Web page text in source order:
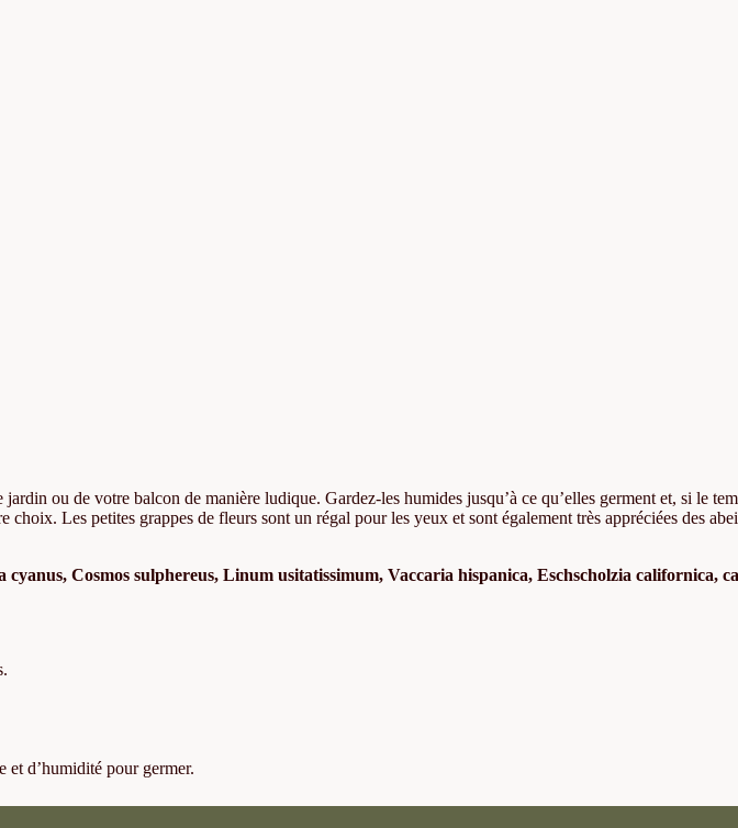
ou de votre balcon de manière ludique. Gardez-les humides jusqu’à ce qu’elles germent et, si le
Les petites grappes de fleurs sont un régal pour les yeux et sont également très appréciées des
Cosmos sulphereus, Linum usitatissimum, Vaccaria hispanica, Eschscholzia californica,
et d’humidité pour germer.